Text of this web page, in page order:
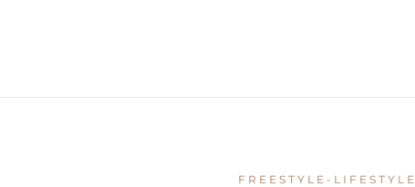
FREESTYLE-LIFESTYLE